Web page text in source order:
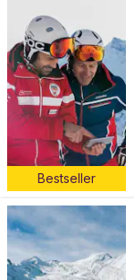
Bestseller